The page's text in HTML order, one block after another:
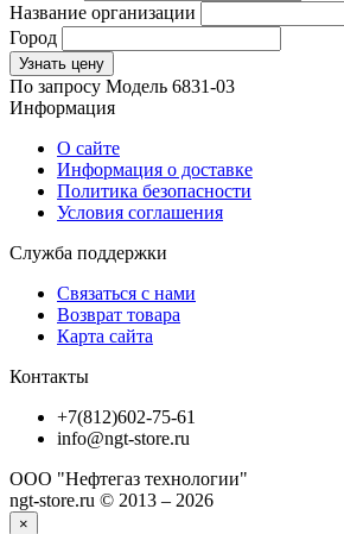
Название организации
Город
Узнать цену
По запросу Модель 6831-03
Информация
О сайте
Информация о доставке
Политика безопасности
Условия соглашения
Служба поддержки
Связаться с нами
Возврат товара
Карта сайта
Контакты
+7(812)602-75-61
info@ngt-store.ru
ООО "Нефтегаз технологии"
ngt-store.ru © 2013 – 2026
×